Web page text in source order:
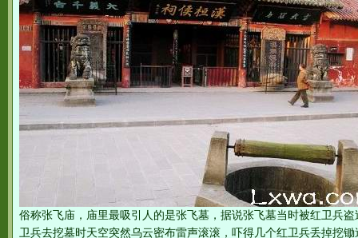
俗称张飞庙，庙里最吸引人的是张飞墓，据说张飞墓当时被红卫兵
卫兵去挖墓时天空突然乌云密布雷声滚滚，吓得几个红卫兵丢掉挖